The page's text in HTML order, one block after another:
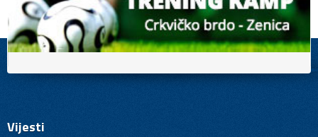
Vijesti